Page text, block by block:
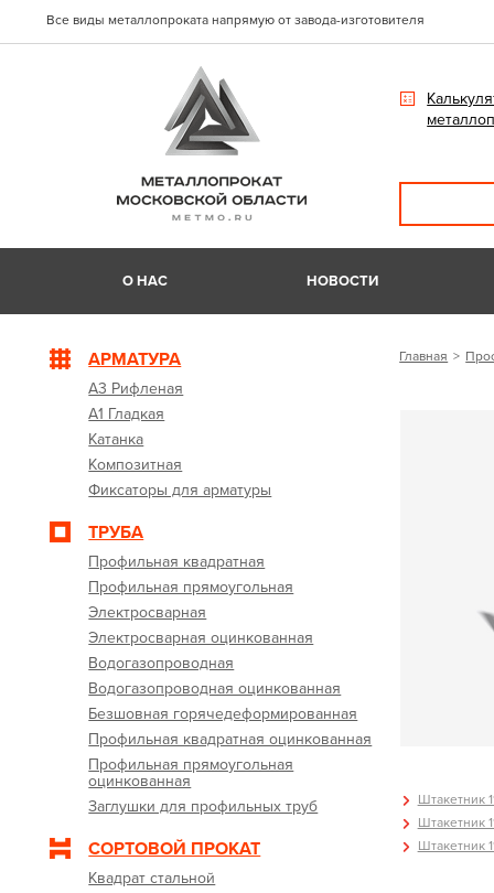
Все виды металлопроката напрямую от завода-изготовителя
О НАС НОВОСТИ
АРМАТУРА
А3 Рифленая
А1 Гладкая
Катанка
Композитная
Фиксаторы для арматуры
ТРУБА
Профильная квадратная
Профильная прямоугольная
Электросварная
Электросварная оцинкованная
Водогазопроводная
Водогазопроводная оцинкованная
Безшовная горячедеформированная
Профильная квадратная оцинкованная
Профильная прямоугольная
оцинкованная
Заглушки для профильных труб
СОРТОВОЙ ПРОКАТ
Квадрат стальной
Главная
Штакетник
Штакетник
Штакетник